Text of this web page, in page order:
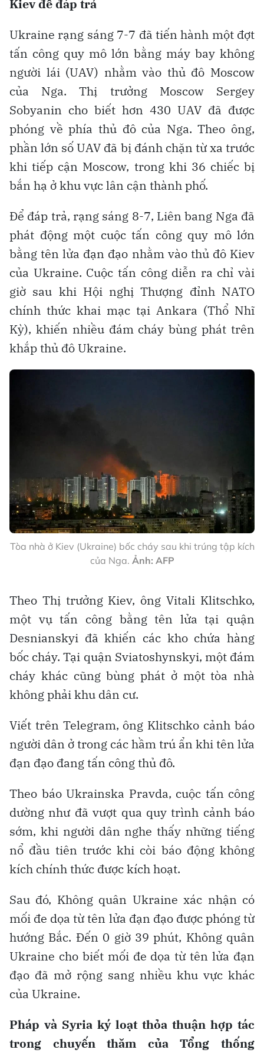
Kiev để đáp trả
Ukraine rạng sáng 7-7 đã tiến hành một đợt
tấn công quy mô lớn bằng máy bay không
người lái (UAV) nhằm vào thủ đô Moscow
của Nga. Thị trưởng Moscow Sergey
Sobyanin cho biết hơn 430 UAV đã được
phóng về phía thủ đô của Nga. Theo ông,
phần lớn số UAV đã bị đánh chặn từ xa trước
khi tiếp cận Moscow, trong khi 36 chiếc bị
bắn hạ ở khu vực lân cận thành phố.
Để đáp trả, rạng sáng 8-7, Liên bang Nga đã
phát động một cuộc tấn công quy mô lớn
bằng tên lửa đạn đạo nhằm vào thủ đô Kiev
của Ukraine. Cuộc tấn công diễn ra chỉ vài
giờ sau khi Hội nghị Thượng đỉnh NATO
chính thức khai mạc tại Ankara (Thổ Nhĩ
Kỳ), khiến nhiều đám cháy bùng phát trên
khắp thủ đô Ukraine.
Tòa nhà ở Kiev (Ukraine) bốc cháy sau khi trúng tập kích
của Nga. Ảnh: AFP
Theo Thị trưởng Kiev, ông Vitali Klitschko,
một vụ tấn công bằng tên lửa tại quận
Desnianskyi đã khiến các kho chứa hàng
bốc cháy. Tại quận Sviatoshynskyi, một đám
cháy khác cũng bùng phát ở một tòa nhà
không phải khu dân cư.
Viết trên Telegram, ông Klitschko cảnh báo
người dân ở trong các hầm trú ẩn khi tên lửa
đạn đạo đang tấn công thủ đô.
Theo báo Ukrainska Pravda, cuộc tấn công
dường như đã vượt qua quy trình cảnh báo
sớm, khi người dân nghe thấy những tiếng
nổ đầu tiên trước khi còi báo động không
kích chính thức được kích hoạt.
Sau đó, Không quân Ukraine xác nhận có
mối đe dọa từ tên lửa đạn đạo được phóng từ
hướng Bắc. Đến 0 giờ 39 phút, Không quân
Ukraine cho biết mối đe dọa từ tên lửa đạn
đạo đã mở rộng sang nhiều khu vực khác
của Ukraine.
Pháp và Syria ký loạt thỏa thuận hợp tác
trong chuyến thăm của Tổng thống